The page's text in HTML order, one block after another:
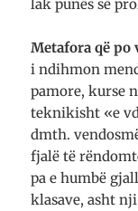
lak punës së
Metaforaqë po
i ndihmon
pamore, kurse
teknikisht «e
dmth.
fjalë të
pa e humbë
klasave, asht